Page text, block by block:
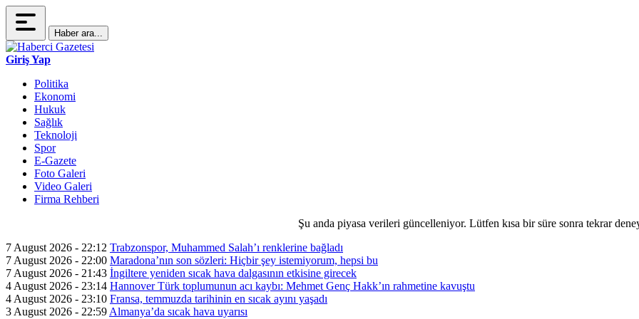
Haber ara...
Giriş Yap
Politika
Ekonomi
Hukuk
Sağlık
Teknoloji
Spor
E-Gazete
Foto Galeri
Video Galeri
Firma Rehberi
Şu anda piyasa verileri güncelleniyor. Lütfen kısa bir süre sonra tekrar
7 August 2026 - 22:12 Trabzonspor, Muhammed Salah’ı renklerine bağladı
7 August 2026 - 22:00 Maradona’nın son sözleri: Hiçbir şey istemiyorum, hepsi bu
7 August 2026 - 21:43 İngiltere yeniden sıcak hava dalgasının etkisine girecek
4 August 2026 - 23:14 Hannover Türk toplumunun acı kaybı: Mehmet Genç Hakk’ın rahmetine kavuştu
4 August 2026 - 23:10 Fransa, temmuzda tarihinin en sıcak ayını yaşadı
3 August 2026 - 22:59 Almanya’da sıcak hava uyarısı